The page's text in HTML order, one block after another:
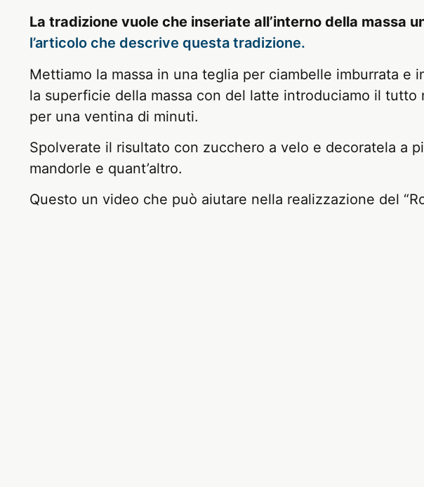
La tradizione vuole che inseriate all’interno della massa
l’articolo che descrive questa tradizione.
Mettiamo la massa in una teglia per ciambelle imburrata e
la superficie della massa con del latte introduciamo il tutto
per una ventina di minuti.
Spolverate il risultato con zucchero a velo e decoratela a
mandorle e quant’altro.
Questo un video che può aiutare nella realizzazione del